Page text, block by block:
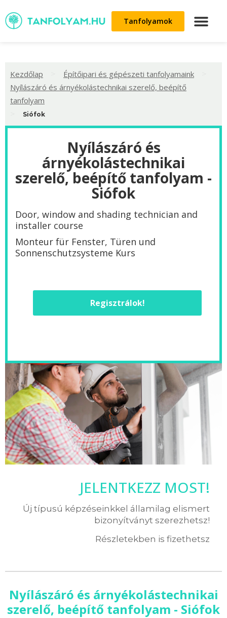
Tanfolyamok
Kezdőlap Építőipari és gépészeti tanfolyamaink
Nyílászáró és árnyékolástechnikai szerelő, beépítő
tanfolyam
Siófok
Nyílászáró és
árnyékolástechnikai
szerelő, beépítő tanfolyam -
Siófok
Door, window and shading technician and
installer course
Monteur für Fenster, Türen und
Sonnenschutzsysteme Kurs
Regisztrálok!
JELENTKEZZ MOST!
Új típusú képzéseinkkel államilag elismert
bizonyítványt szerezhetsz!
Részletekben is fizethetsz
Nyílászáró és árnyékolástechnikai
szerelő, beépítő tanfolyam - Siófok